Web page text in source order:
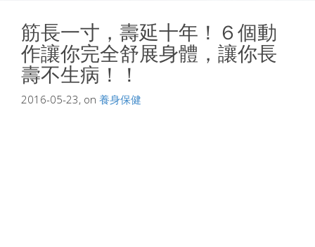
筋長一寸，壽延十年！６個動
作讓你完全舒展身體，讓你長
壽不生病！！
2016-05-23, on 養身保健